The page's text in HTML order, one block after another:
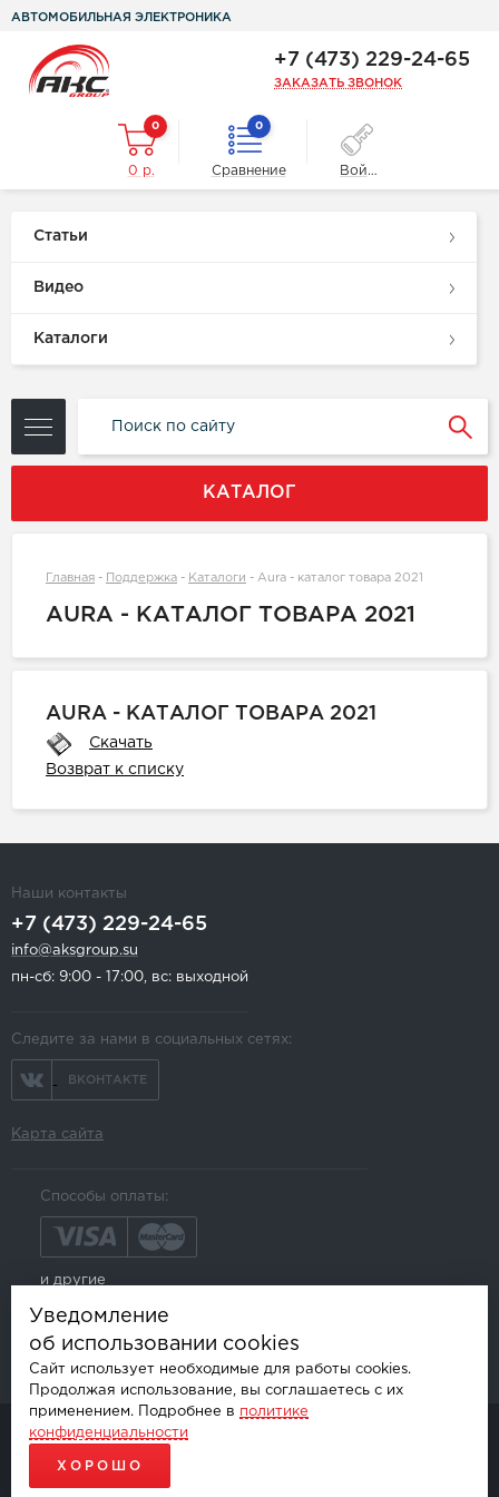
АВТОМОБИЛЬНАЯ ЭЛЕКТРОНИКА
+7 (473) 229-24-65
ЗАКАЗАТЬ ЗВОНОК
0
0 р.
0
Сравнение Войти
Статьи
Видео
Каталоги
КАТАЛОГ
Главная - Поддержка - Каталоги - Aura - каталог товара 2021
AURA - КАТАЛОГ ТОВАРА 2021
AURA - КАТАЛОГ ТОВАРА 2021
Скачать
Возврат к списку
Наши контакты
+7 (473) 229-24-65
info@aksgroup.su
пн-сб: 9:00 - 17:00, вс: выходной
Следите за нами в социальных сетях:
ВКОНТАКТЕ
Карта сайта
Способы оплаты:
и другие
© AKSGROUP, 2026.
ПРОДАЖА И УСТАНОВКА АВТОМОБИЛЬНОЙ ЭЛЕКТРОНИКИ
ПРОДВИЖЕНИЕ САЙТОВ - SEO-ONLINE
Уведомление
об использовании cookies
Сайт использует необходимые для работы cookies.
Продолжая использование, вы соглашаетесь с их
применением. Подробнее в политике
конфиденциальности
ХОРОШО